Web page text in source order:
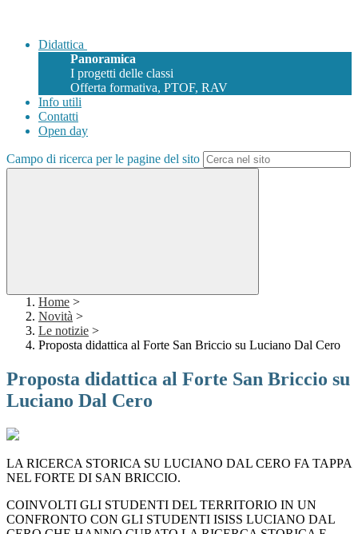
Didattica
Panoramica
I progetti delle classi
Offerta formativa, PTOF, RAV
Info utili
Contatti
Open day
Campo di ricerca per le pagine del sito
Home >
Novità >
Le notizie >
Proposta didattica al Forte San Briccio su Luciano Dal Cero
Proposta didattica al Forte San Briccio su
Luciano Dal Cero
LA RICERCA STORICA SU LUCIANO DAL CERO FA TAPPA
NEL FORTE DI SAN BRICCIO.
COINVOLTI GLI STUDENTI DEL TERRITORIO IN UN
CONFRONTO CON GLI STUDENTI ISISS LUCIANO DAL